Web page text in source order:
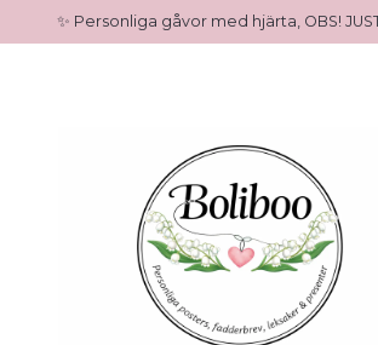
✨ Personliga gåvor med hjärta, OBS! JUST